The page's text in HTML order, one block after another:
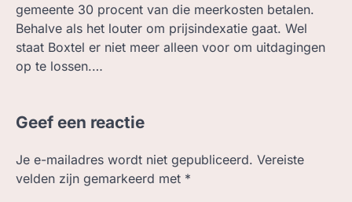
gemeente 30 procent van die meerkosten betalen.
Behalve als het louter om prijsindexatie gaat. Wel
staat Boxtel er niet meer alleen voor om uitdagingen
op te lossen.…
Geef een reactie
Je e-mailadres wordt niet gepubliceerd. Vereiste
velden zijn gemarkeerd met *